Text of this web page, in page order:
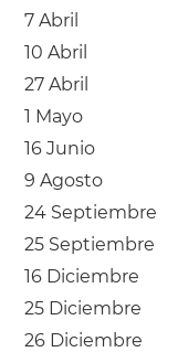
7 Abril
10 Abril
27 Abril
1 Mayo
16 Junio
9 Agosto
24 Septiembre
25 Septiembre
16 Diciembre
25 Diciembre
26 Diciembre